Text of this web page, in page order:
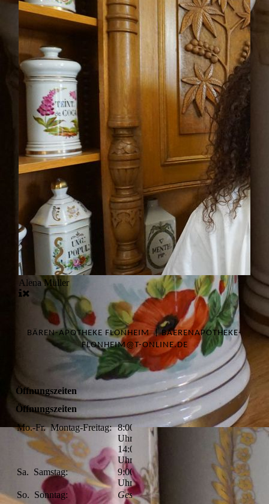
Alena Müller
BÄREN-APOTHEKE FLONHEIM | BAERENAPOTHEKE-
FLONHEIM@T-ONLINE.DE
Öffnungszeiten
Öffnungszeiten
Mo.-Fr.Montag-Freitag:8:00-12:00
Uhr
14:00-18:00
Uhr
Sa. Samstag:
9:00-12:00
Uhr
So. Sonntag: Geschlossen